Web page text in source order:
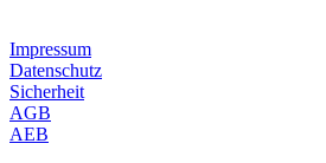
Impressum
Datenschutz
Sicherheit
AGB
AEB